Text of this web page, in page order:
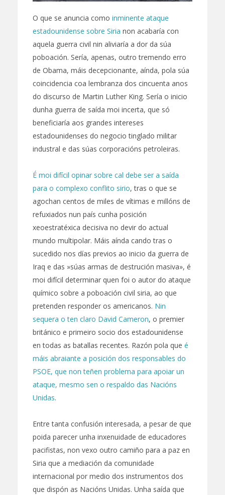
O que se anuncia como inminente ataque
estadounidense sobre Siria non acabaría con
aquela guerra civil nin aliviaría a dor da súa
poboación. Sería, apenas, outro tremendo erro
de Obama, máis decepcionante, aínda, pola súa
coincidencia coa lembranza dos cincuenta anos
do discurso de Martin Luther King. Sería o inicio
dunha guerra de saída moi incerta, que só
beneficiaría aos grandes intereses
estadounidenses do negocio tinglado militar
industral e das súas corporacións petroleiras.
É moi difícil opinar sobre cal debe ser a saída
para o complexo conflito sirio, tras o que se
agochan centos de miles de vítimas e millóns de
refuxiados nun país cunha posición
xeoestratéxica decisiva no devir do actual
mundo multipolar. Máis aínda cando tras o
sucedido nos días previos ao inicio da guerra de
Iraq e das »súas armas de destrución masiva», é
moi difícil determinar quen foi o autor do ataque
químico sobre a poboación civil siria, ao que
pretenden responder os americanos. Nin
sequera o ten claro David Cameron, o premier
británico e primeiro socio dos estadounidense
en todas as batallas recentes. Razón pola que é
máis abraiante a posición dos responsables do
PSOE, que non teñen problema para apoiar un
ataque, mesmo sen o respaldo das Nacións
Unidas.
Entre tanta confusión interesada, a pesar de que
poida parecer unha inxenuidade de educadores
pacifistas, non vexo outro camiño para a paz en
Siria que a mediación da comunidade
internacional por medio dos instrumentos dos
que dispón as Nacións Unidas. Unha saída que